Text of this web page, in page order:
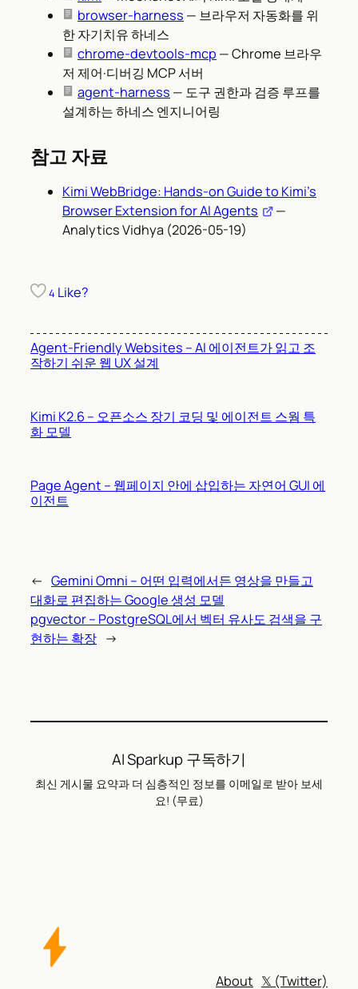
browser-harness — 브라우저 자동화를 위
한 자기치유 하네스
chrome-devtools-mcp — Chrome 브라우
저 제어·디버깅 MCP 서버
agent-harness — 도구 권한과 검증 루프를
설계하는 하네스 엔지니어링
참고 자료
Kimi WebBridge: Hands-on Guide to Kimi’s
Browser Extension for AI Agents
—
Analytics Vidhya (2026-05-19)
4 Like?
Agent-Friendly Websites – AI 에이전트가 읽고 조
작하기 쉬운 웹 UX 설계
Kimi K2.6 – 오픈소스 장기 코딩 및 에이전트 스웜 특
화 모델
Page Agent – 웹페이지 안에 삽입하는 자연어 GUI 에
이전트
← Gemini Omni – 어떤 입력에서든 영상을 만들고
대화로 편집하는 Google 생성 모델
pgvector – PostgreSQL에서 벡터 유사도 검색을 구
현하는 확장 →
AI Sparkup 구독하기
최신 게시물 요약과 더 심층적인 정보를 이메일로 받아 보세
요! (무료)
About 𝕏 (Twitter)